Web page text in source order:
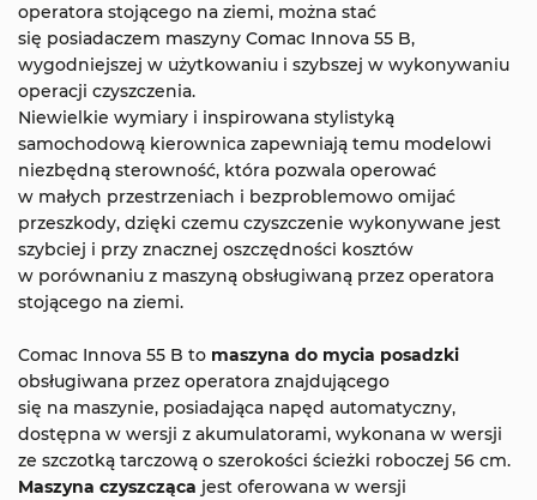
operatora stojącego na ziemi, można stać
się posiadaczem maszyny Comac Innova 55 B,
wygodniejszej w użytkowaniu i szybszej w wykonywaniu
operacji czyszczenia.
Niewielkie wymiary i inspirowana stylistyką
samochodową kierownica zapewniają temu modelowi
niezbędną sterowność, która pozwala operować
w małych przestrzeniach i bezproblemowo omijać
przeszkody, dzięki czemu czyszczenie wykonywane jest
szybciej i przy znacznej oszczędności kosztów
w porównaniu z maszyną obsługiwaną przez operatora
stojącego na ziemi.
Comac Innova 55 B to maszyna do mycia posadzki
obsługiwana przez operatora znajdującego
się na maszynie, posiadająca napęd automatyczny,
dostępna w wersji z akumulatorami, wykonana w wersji
ze szczotką tarczową o szerokości ścieżki roboczej 56 cm.
Maszyna czyszcząca jest oferowana w wersji